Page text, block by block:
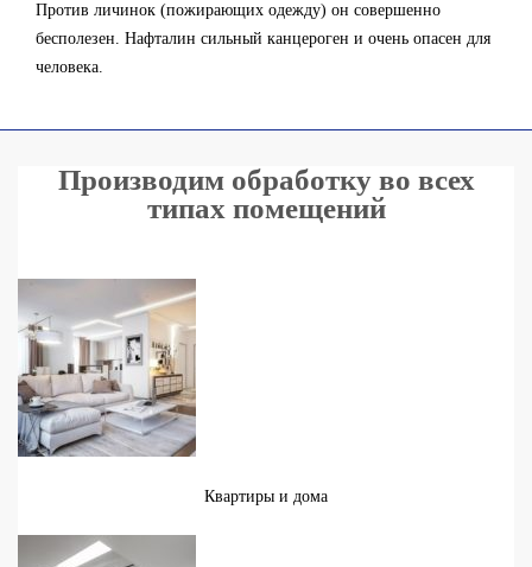
Против личинок (пожирающих одежду) он совершенно
бесполезен. Нафталин сильный канцероген и очень опасен для
человека.
Производим обработку во всех
типах помещений
Квартиры и дома